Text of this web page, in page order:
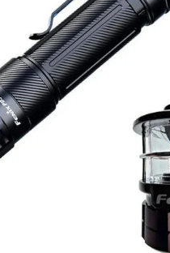
Ліхтарі для
Акумулятори
Зарядні
Аксесуари для